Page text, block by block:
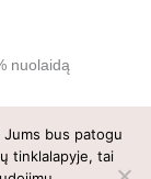
nuolaidą
bus patogu
tinklalapyje, tai